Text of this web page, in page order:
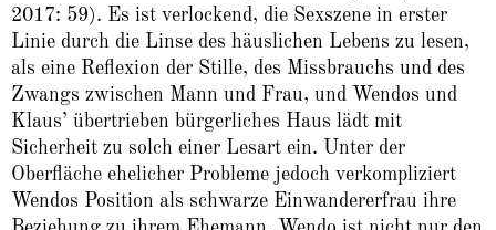
2017: 59). Es ist verlockend, die Sexszene in erster
Linie durch die Linse des häuslichen Lebens zu lesen,
als eine Reflexion der Stille, des Missbrauchs und des
Zwangs zwischen Mann und Frau, und Wendos und
Klaus’ übertrieben bürgerliches Haus lädt mit
Sicherheit zu solch einer Lesart ein. Unter der
Oberfläche ehelicher Probleme jedoch verkompliziert
Wendos Position als schwarze Einwandererfrau ihre